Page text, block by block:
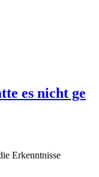
es nicht ge
Erkenntnisse